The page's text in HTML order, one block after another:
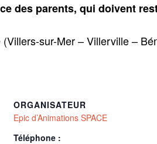
des parents, qui doivent
sur-Mer – Villerville –
ORGANISATEUR
Epic d’Animations SPACE
Téléphone :